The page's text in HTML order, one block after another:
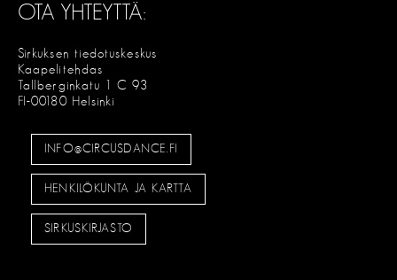
OTA YHTEYTTÄ:
Sirkuksen tiedotuskeskus
Kaapelitehdas
Tallberginkatu 1 C 93
FI-00180 Helsinki
INFO@CIRCUSDANCE.FI
HENKILÖKUNTA JA KARTTA
SIRKUSKIRJASTO